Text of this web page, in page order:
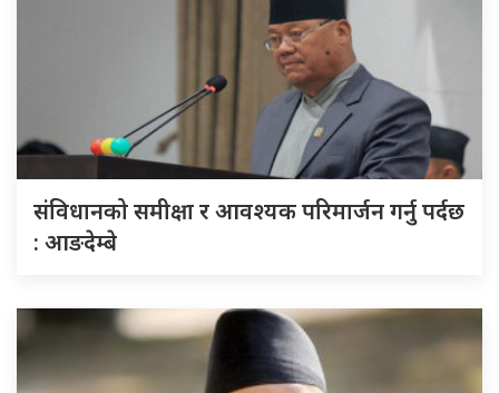
संविधानको समीक्षा र आवश्यक परिमार्जन गर्नु पर्दछ
: आङदेम्बे